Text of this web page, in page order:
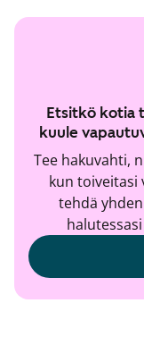
Etsitkö kotia
kuule
Tee hakuvahti,
kun toiveitasi
tehdä